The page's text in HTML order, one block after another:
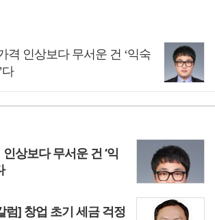
격 인상보다 무서운 건 ‘익숙
다
상보다 무서운 건 ‘익
럼] 창업 초기 세금 걱정